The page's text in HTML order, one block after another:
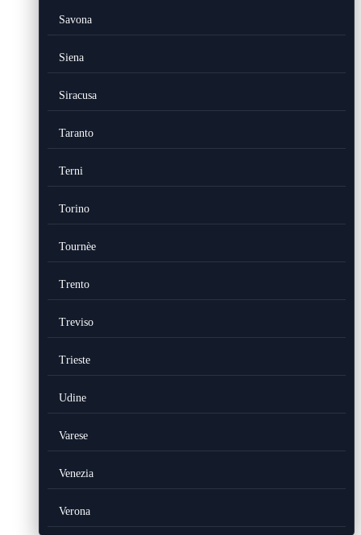
Savona
Siena
Siracusa
Taranto
Terni
Torino
Tournèe
Trento
Treviso
Trieste
Udine
Varese
Venezia
Verona